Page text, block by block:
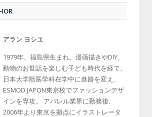
アラン ヨシエ
1979年、福島県生まれ。漫画描きやDIY、
動物のお世話を楽しむ子ども時代を経て、
日本大学獣医学科在学中に進路を変え、
ESMOD JAPON東京校でファッションデザ
インを専攻。 アパレル業界に勤務後、
2006年より東京を拠点にイラストレータ